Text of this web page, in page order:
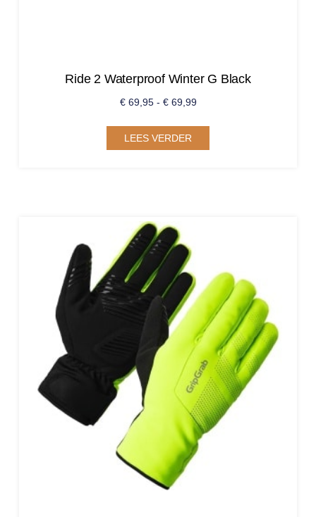
Ride 2 Waterproof Winter G Black
€69,95 - €69,99
LEES VERDER